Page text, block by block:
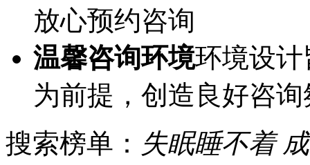
放心预约咨询
温馨咨询环境环境设
为前提，创造良好咨
搜索榜单： 失眠睡不着